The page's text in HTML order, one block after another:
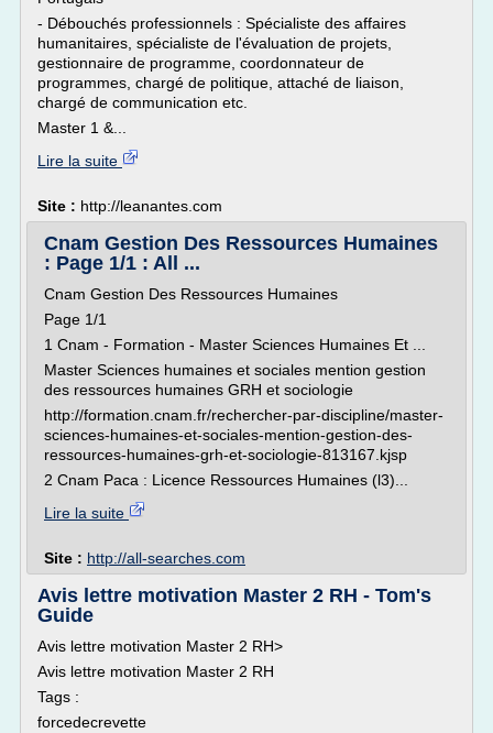
- Débouchés professionnels : Spécialiste des affaires
humanitaires, spécialiste de l'évaluation de projets,
gestionnaire de programme, coordonnateur de
programmes, chargé de politique, attaché de liaison,
chargé de communication etc.
Master 1 &...
Lire la suite
Site : http://leanantes.com
Cnam Gestion Des Ressources Humaines
: Page 1/1 : All ...
Cnam Gestion Des Ressources Humaines
Page 1/1
1 Cnam - Formation - Master Sciences Humaines Et ...
Master Sciences humaines et sociales mention gestion
des ressources humaines GRH et sociologie
http://formation.cnam.fr/rechercher-par-discipline/master-
sciences-humaines-et-sociales-mention-gestion-des-
ressources-humaines-grh-et-sociologie-813167.kjsp
2 Cnam Paca : Licence Ressources Humaines (l3)...
Lire la suite
Site : http://all-searches.com
Avis lettre motivation Master 2 RH - Tom's
Guide
Avis lettre motivation Master 2 RH>
Avis lettre motivation Master 2 RH
Tags :
forcedecrevette